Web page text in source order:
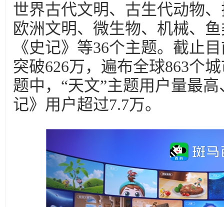
世界古代文明、古生代动物
欧洲文明、微生物、机械、
《史记》等36个主题。截止
突破626万，遍布全球863个
题中，“天文”主题用户量最
记》用户超过7.7万。